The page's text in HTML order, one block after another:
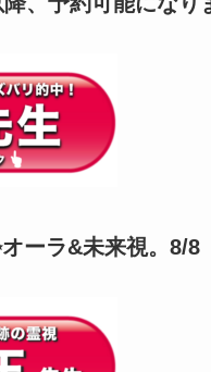
ーラ&未来視。8/8